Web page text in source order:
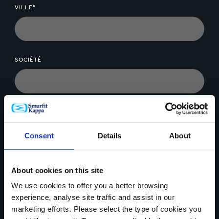
Consent Details About
About cookies on this site
We use cookies to offer you a better browsing
experience, analyse site traffic and assist in our
marketing efforts. Please select the type of cookies you
VILLE*
SOCIÉTÉ
MESSAGE*
Télécharger un fichier